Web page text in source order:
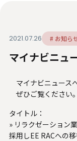
SDGsへの取り組み
健康経営宣言
人材関連データ・
採用情報
お知らせ
2021.07.26 # お知ら
マイナビニュ
マイナビニュース
ぜひご覧ください。
タイトル：
» リラクゼーション
採用しEE RACへの